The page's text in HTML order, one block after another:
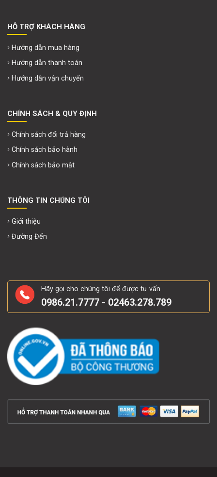
HỖ TRỢ KHÁCH HÀNG
Hướng dẫn mua hàng
Hướng dẫn thanh toán
Hướng dẫn vận chuyển
CHÍNH SÁCH & QUY ĐỊNH
Chính sách đổi trả hàng
Chính sách bảo hành
Chính sách bảo mật
THÔNG TIN CHÚNG TÔI
Giới thiệu
Đường Đến
Hãy gọi cho chúng tôi để được tư vấn
0986.21.7777 - 02463.278.789